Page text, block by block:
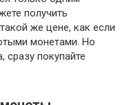
получить
же цене, как если
монетами. Но
сразу покупайте